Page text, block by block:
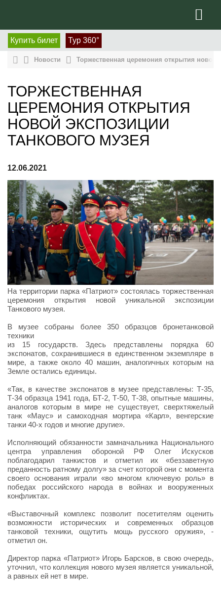
Купить билет Тур 360°
Новости Торжественная церемония открытия новой
ТОРЖЕСТВЕННАЯ
ЦЕРЕМОНИЯ ОТКРЫТИЯ
НОВОЙ ЭКСПОЗИЦИИ
ТАНКОВОГО МУЗЕЯ
12.06.2021
На территории парка «Патриот» состоялась торжественная
церемония открытия новой уникальной экспозиции
Танкового музея.
В музее собраны более 350 образцов бронетанковой
техники
из 15 государств. Здесь представлены порядка 60
экспонатов, сохранившиеся в единственном экземпляре в
мире, а также около 40 машин, аналогичных которым на
Земле остались единицы.
«Так, в качестве экспонатов в музее представлены: Т-35,
Т-34 образца 1941 года, БТ-2, Т-50, Т-38, опытные машины,
аналогов которым в мире не существует, сверхтяжелый
танк «Маус» и самоходная мортира «Карл», венгерские
танки 40-х годов и многие другие».
Исполняющий обязанности замначальника Национального
центра управления обороной РФ Олег Искусков
поблагодарил танкистов и отметил их «беззаветную
преданность ратному долгу» за счет которой они с момента
своего основания играли «во многом ключевую роль» в
победах российского народа в войнах и вооруженных
конфликтах.
«Выставочный комплекс позволит посетителям оценить
возможности исторических и современных образцов
танковой техники, ощутить мощь русского оружия», -
отметил он.
Директор парка «Патриот» Игорь Барсков, в свою очередь,
уточнил, что коллекция нового музея является уникальной,
а равных ей нет в мире.